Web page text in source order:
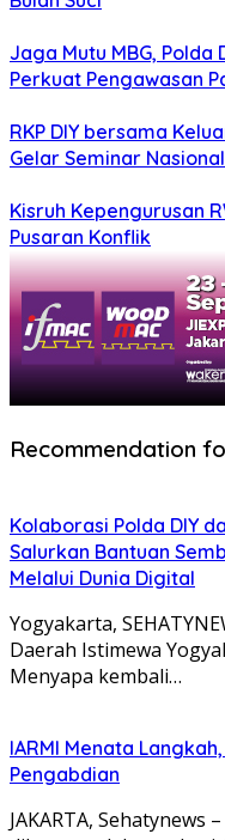
Jaga Mutu MBG, Polda
Perkuat Pengawasan
RKP DIY bersama
Gelar Seminar
Kisruh Kepengurusan
Pusaran Konflik
Recommendation
Kolaborasi Polda DIY
Salurkan Bantuan
Melalui Dunia Digital
Yogyakarta,
Daerah Istimewa
Menyapa kembali…
IARMI Menata
Pengabdian
JAKARTA, Sehatynews